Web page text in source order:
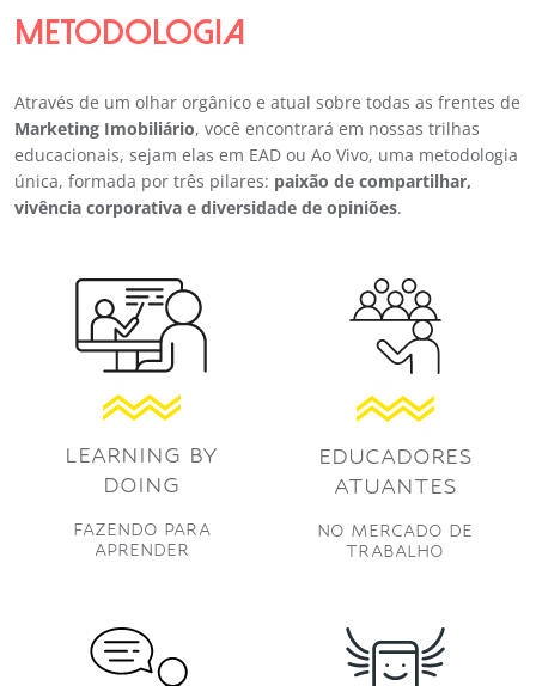
METODOLOGIA
Através de um olhar orgânico e atual sobre todas as frentes de
Marketing Imobiliário, você encontrará em nossas trilhas
educacionais, sejam elas em EAD ou Ao Vivo, uma metodologia
única, formada por três pilares: paixão de compartilhar,
vivência corporativa e diversidade de opiniões.
LEARNING BY
DOING
FAZENDO PARA
APRENDER
EDUCADORES
ATUANTES
NO MERCADO DE
TRABALHO